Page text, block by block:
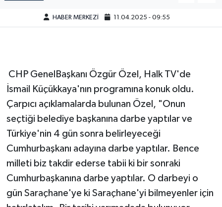
HABER MERKEZİ 11.04.2025 - 09:55
CHP GenelBaşkanı Özgür Özel, Halk TV'de
İsmail Küçükkaya'nın programına konuk oldu.
Çarpıcı açıklamalarda bulunan Özel, "Onun
seçtiği belediye başkanına darbe yaptılar ve
Türkiye'nin 4 gün sonra belirleyeceği
Cumhurbaşkanı adayına darbe yaptılar. Bence
milleti biz takdir ederse tabii ki bir sonraki
Cumhurbaşkanına darbe yaptılar. O darbeyi o
gün Saraçhane'ye ki Saraçhane'yi bilmeyenler için